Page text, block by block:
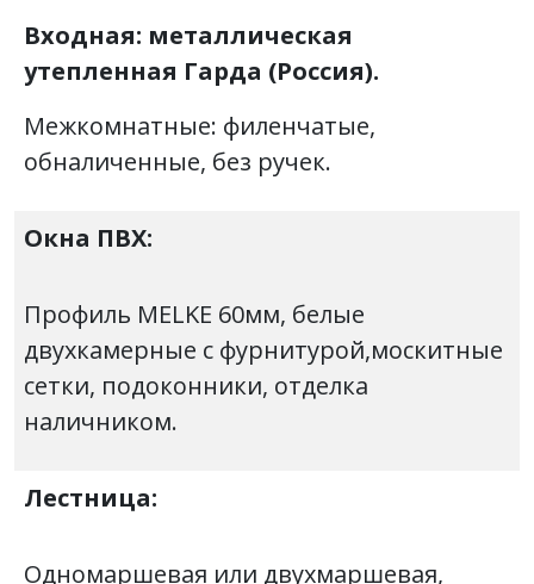
Входная: металлическая
утепленная Гарда (Россия).
Межкомнатные: филенчатые,
обналиченные, без ручек.
Окна ПВХ:
Профиль MELKE 60мм, белые
двухкамерные с фурнитурой,москитные
сетки, подоконники, отделка
наличником.
Лестница:
Одномаршевая или двухмаршевая,